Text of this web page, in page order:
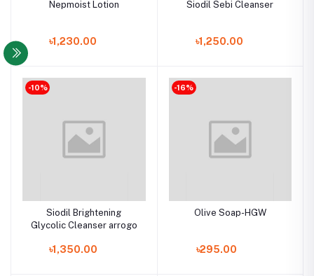
Nepmoist Lotion
৳1,230.00
Siodil Sebi Cleanser
৳1,250.00
-10%
Siodil Brightening
Glycolic Cleanser arrogo
৳1,350.00
-16%
Olive Soap-HGW
৳295.00